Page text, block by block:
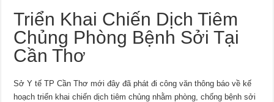
Triển Khai Chiến Dịch Tiêm
Chủng Phòng Bệnh Sởi Tại
Cần Thơ
Sở Y tế TP Cần Thơ mới đây đã phát đi công văn thông báo về kế
hoạch triển khai chiến dịch tiêm chủng nhằm phòng, chống bệnh sởi